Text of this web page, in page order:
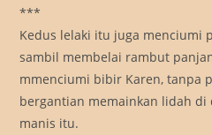
***
Kedus lelaki itu juga menciumi
sambil membelai rambut
mmenciumi bibir Karen, tanpa
bergantian memainkan lidah di
manis itu.